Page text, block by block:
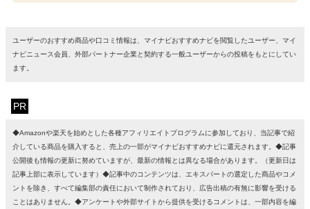
ユーザーのおすすめ商品や口コミ情報は、マイナビおすすめナビを閲覧したユーザー、マイ
ナビニュース会員、外部パートナー企業と契約する一般ユーザーからの投稿をもとにしてい
ます。
PR
◆Amazonや楽天を始めとした各種アフィリエイトプログラムに参加しており、当記事で紹
介している商品を購入すると、売上の一部がマイナビおすすめナビに還元されます。◆記事
公開後も情報の更新に努めていますが、最新の情報とは異なる場合があります。（更新日は
記事上部に表示しています）◆記事中のコンテンツは、エキスパートの選定した商品やコメ
ントを除き、すべて編集部の責任において制作されており、広告出稿の有無に影響を受ける
ことはありません。◆アンケートや外部サイトから提供を受けるコメントは、一部内容を編